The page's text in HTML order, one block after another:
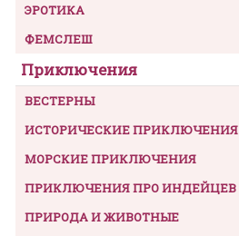
ЭРОТИКА
ФЕМСЛЕШ
Приключения
ВЕСТЕРНЫ
ИСТОРИЧЕСКИЕ ПРИКЛЮЧЕНИЯ
МОРСКИЕ ПРИКЛЮЧЕНИЯ
ПРИКЛЮЧЕНИЯ ПРО ИНДЕЙЦЕВ
ПРИРОДА И ЖИВОТНЫЕ